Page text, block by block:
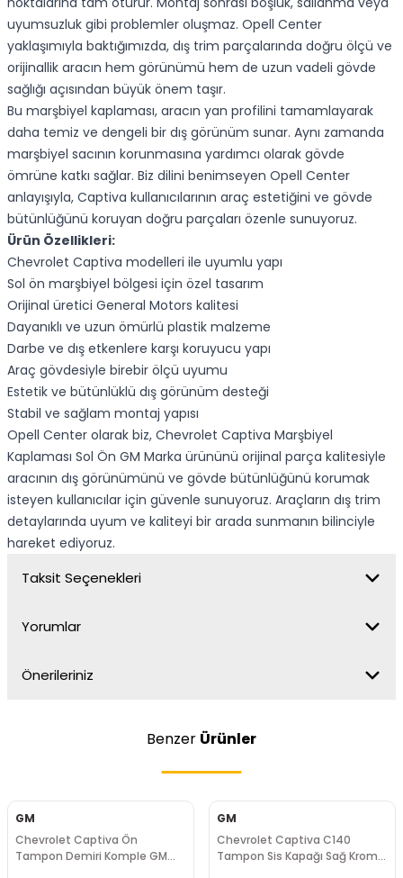
uyumsuzluk gibi problemler oluşmaz. Opell Center
yaklaşımıyla baktığımızda, dış trim parçalarında doğru ölçü ve
orijinallik aracın hem görünümü hem de uzun vadeli gövde
sağlığı açısından büyük önem taşır.
Bu marşbiyel kaplaması, aracın yan profilini tamamlayarak
daha temiz ve dengeli bir dış görünüm sunar. Aynı zamanda
marşbiyel sacının korunmasına yardımcı olarak gövde
ömrüne katkı sağlar. Biz dilini benimseyen Opell Center
anlayışıyla, Captiva kullanıcılarının araç estetiğini ve gövde
bütünlüğünü koruyan doğru parçaları özenle sunuyoruz.
Ürün Özellikleri:
Chevrolet Captiva modelleri ile uyumlu yapı
Sol ön marşbiyel bölgesi için özel tasarım
Orijinal üretici General Motors kalitesi
Dayanıklı ve uzun ömürlü plastik malzeme
Darbe ve dış etkenlere karşı koruyucu yapı
Araç gövdesiyle birebir ölçü uyumu
Estetik ve bütünlüklü dış görünüm desteği
Stabil ve sağlam montaj yapısı
Opell Center olarak biz, Chevrolet Captiva Marşbiyel
Kaplaması Sol Ön GM Marka ürününü orijinal parça kalitesiyle
aracının dış görünümünü ve gövde bütünlüğünü korumak
isteyen kullanıcılar için güvenle sunuyoruz. Araçların dış trim
detaylarında uyum ve kaliteyi bir arada sunmanın bilinciyle
hareket ediyoruz.
Taksit Seçenekleri
Yorumlar
Önerileriniz
Benzer Ürünler
GM
Chevrolet Captiva Ön
Tampon Demiri Komple GM
GM
Chevrolet Captiva C140
Tampon Sis Kapağı Sağ Kromlu